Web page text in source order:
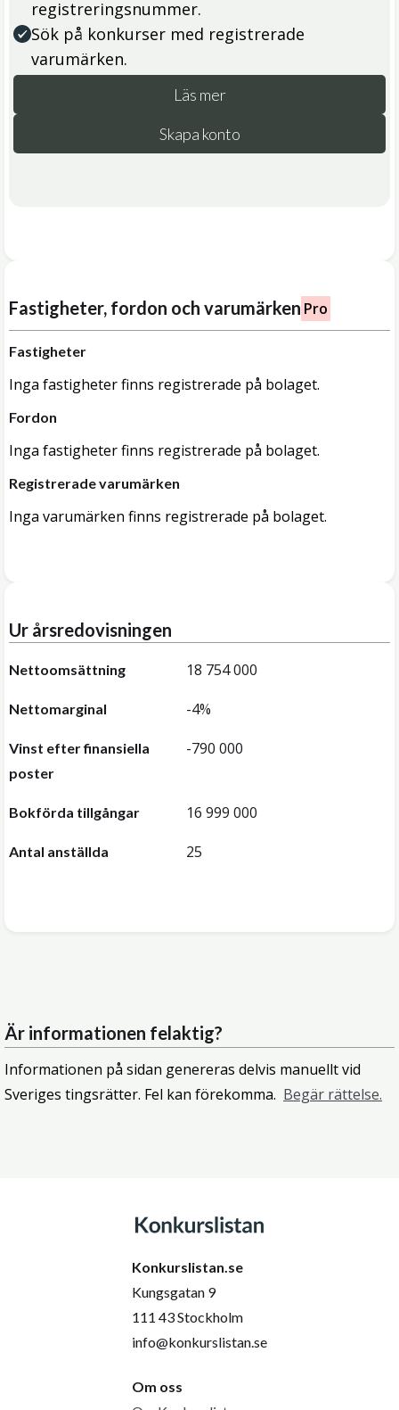
registreringsnummer.
Sök på konkurser med registrerade
varumärken.
Läs mer
Skapa konto
Fastigheter, fordon och varumärken Pro
Fastigheter
Inga fastigheter finns registrerade på bolaget.
Fordon
Inga fastigheter finns registrerade på bolaget.
Registrerade varumärken
Inga varumärken finns registrerade på bolaget.
Ur årsredovisningen
Nettoomsättning 18 754 000
Nettomarginal -4%
Vinst efter finansiella
poster
-790 000
Bokförda tillgångar 16 999 000
Antal anställda 25
Är informationen felaktig?
Informationen på sidan genereras delvis manuellt vid
Sveriges tingsrätter. Fel kan förekomma. Begär rättelse.
Konkurslistan.se
Kungsgatan 9
111 43 Stockholm
info@konkurslistan.se
Om oss